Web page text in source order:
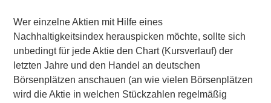
Wer einzelneAktien mit Hilfe eines
Nachhaltigkeitsindex herauspicken möchte, sollte sich
unbedingt für jede Aktie den Chart (Kursverlauf) der
letzten Jahre und den Handel an deutschen
Börsenplätzen anschauen (an wie vielen Börsenplätzen
wird die Aktie in welchen Stückzahlen regelmäßig